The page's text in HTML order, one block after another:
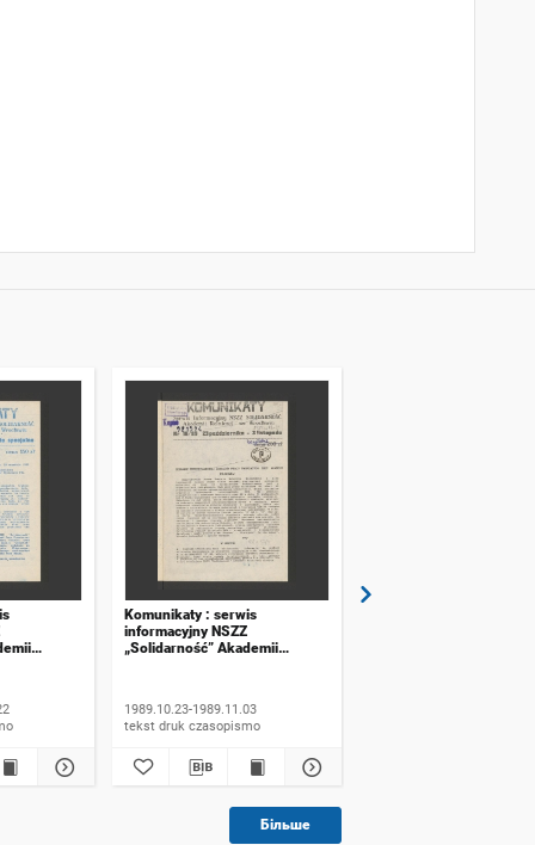
Komunikaty : serwis
informacyjny NSZZ
„Solidarność” Akademii
1989.10.23-1989.11.03
tekst druk czasopismo
Більше